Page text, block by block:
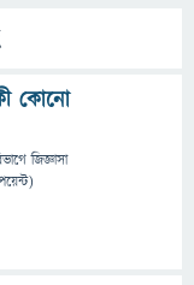
কোনো
জিজ্ঞাসা